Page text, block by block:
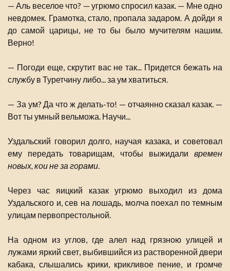
— Аль веселое что? — угрюмо спросил казак. — Мне одно
невдомек. Грамотка, стало, пропала задаром. А дойди я
до самой царицы, не то бы было мучителям нашим.
Верно!
— Погоди еще, скрутит вас не так... Придется бежать на
службу в Туретчину либо... за ум хватиться.
— За ум? Да что ж делать-то! — отчаянно сказал казак. —
Вот ты умный вельможа. Научи...
Уздальский говорил долго, научая казака, и советовал
ему передать товарищам, чтобы выжидали времен
новых, кои не за горами.
Через час яицкий казак угрюмо выходил из дома
Уздальского и, сев на лошадь, молча поехал по темным
улицам первопрестольной.
На одном из углов, где алел над грязною улицей и
лужами яркий свет, выбившийся из растворенной двери
кабака, слышались крики, крикливое пение, и громче